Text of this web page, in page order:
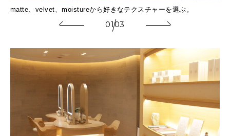
matte、velvet、moistureから好きなテクスチャーを選ぶ。
0103